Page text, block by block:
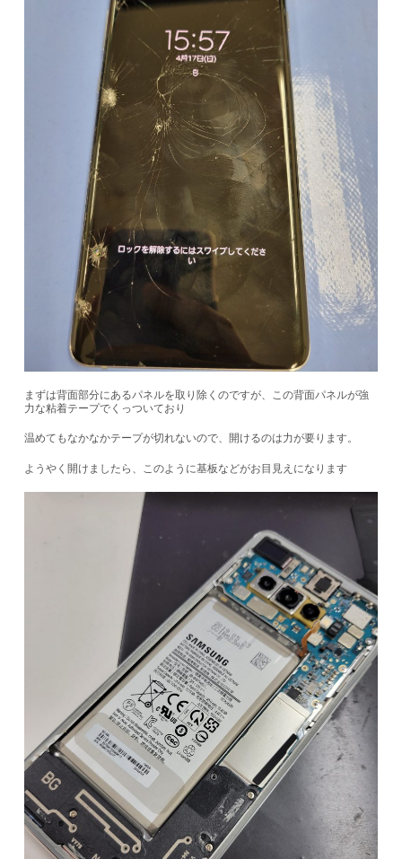
まずは背面部分にあるパネルを取り除くのですが、この背面パネルが強
力な粘着テープでくっついており
温めてもなかなかテープが切れないので、開けるのは力が要ります。
ようやく開けましたら、このように基板などがお目見えになります